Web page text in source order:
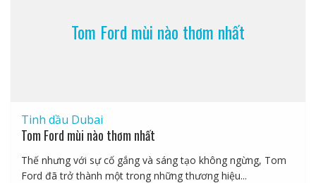
Tom Ford mùi nào thơm nhất
Tinh dầu Dubai
Tom Ford mùi nào thơm nhất
Thế nhưng với sự cố gắng và sáng tạo không ngừng, Tom
Ford đã trở thành một trong những thương hiệu...